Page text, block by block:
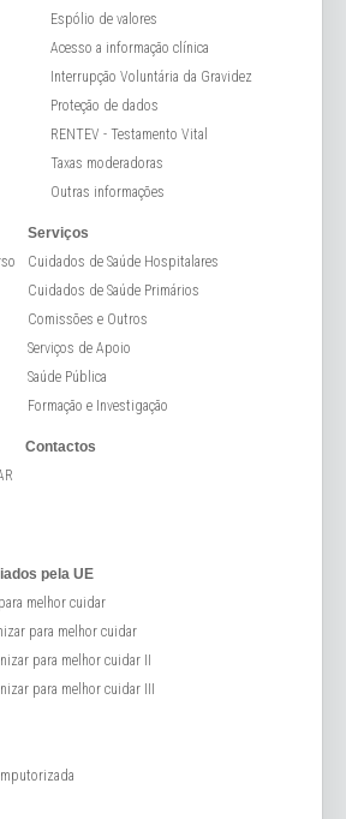
Espólio de valores
Acesso a informação clínica
Interrupção Voluntária da Gravidez
Proteção de dados
RENTEV - Testamento Vital
Taxas moderadoras
Outras informações
Serviços
Cuidados de Saúde Hospitalares
Cuidados de Saúde Primários
Comissões e Outros
Serviços de Apoio
Saúde Pública
Formação e Investigação
Contactos
pela UE
melhor cuidar
para melhor cuidar
para melhor cuidar II
para melhor cuidar III